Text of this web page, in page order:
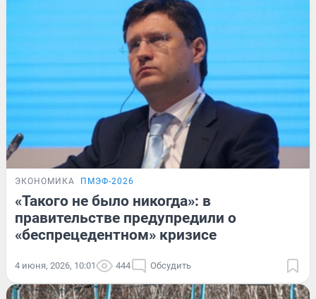
ЭКОНОМИКА ПМЭФ-2026
«Такого не было никогда»: в
правительстве предупредили о
«беспрецедентном» кризисе
4 июня, 2026, 10:01 444 Обсудить